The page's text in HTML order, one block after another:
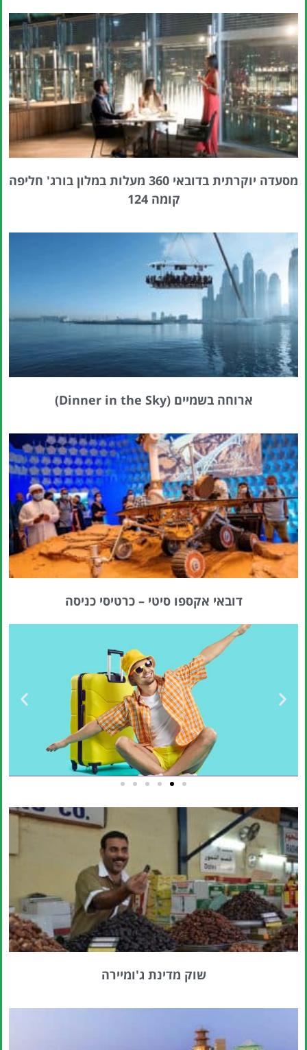
מסעדה יוקרתית בדובאי 360 מעלות במלון בורג' חליפה
קומה 124
ארוחה בשמיים (Dinner in the Sky)
דובאי אקספו סיטי – כרטיסי כניסה
מציאת
טיסה זולה?
לחצו
פה!
שוק מדינת ג'ומיירה